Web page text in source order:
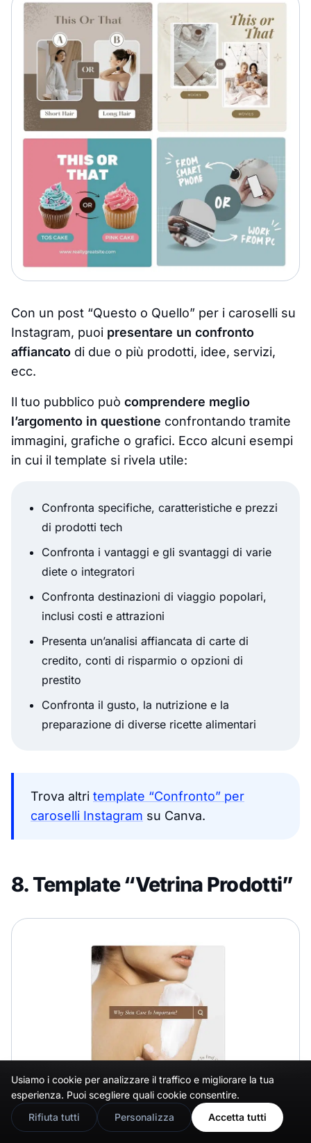
Con un post “Questo o Quello” per i caroselli su
Instagram, puoi presentare un confronto
affiancato di due o più prodotti, idee, servizi,
ecc.
Il tuo pubblico può comprendere meglio
l’argomento in questione confrontando tramite
immagini, grafiche o grafici. Ecco alcuni esempi
in cui il template si rivela utile:
Confronta specifiche, caratteristiche e prezzi
di prodotti tech
Confronta i vantaggi e gli svantaggi di varie
diete o integratori
Confronta destinazioni di viaggio popolari,
inclusi costi e attrazioni
Presenta un’analisi affiancata di carte di
credito, conti di risparmio o opzioni di
prestito
Confronta il gusto, la nutrizione e la
preparazione di diverse ricette alimentari
Trova altri template “Confronto” per
caroselli Instagram su Canva.
8. Template “Vetrina Prodotti”
Usiamo i cookie per analizzare il traffico e migliorare la tua
esperienza. Puoi scegliere quali cookie consentire.
Rifiuta tutti
Personalizza Accetta tutti
🇬🇧 Would you prefer this site in English?
View in English